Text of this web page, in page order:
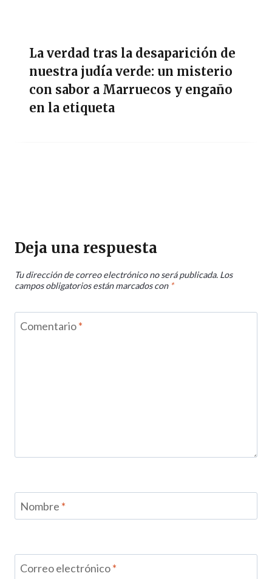
La verdad tras la desaparición de
nuestra judía verde: un misterio
con sabor a Marruecos y engaño
en la etiqueta
Deja una respuesta
Tu dirección de correo electrónico no será publicada. Los
campos obligatorios están marcados con *
Comentario*
Nombre *
Correo electrónico*